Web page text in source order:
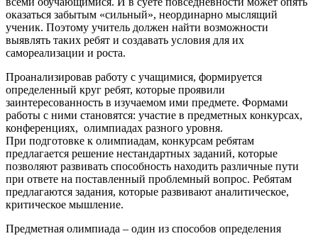
оказаться забытым «сильный», неординарно мыслящий
ученик. Поэтому учитель должен найти возможности
выявлять таких ребят и создавать условия для их
самореализации и роста.
Проанализировав работу с учащимися, формируется
определенный круг ребят, которые проявили
заинтересованность в изучаемом ими предмете. Формами
работы с ними становятся: участие в предметных конкурсах,
конференциях, олимпиадах разного уровня.
При подготовке к олимпиадам, конкурсам ребятам
предлагается решение нестандартных заданий, которые
позволяют развивать способность находить различные пути
при ответе на поставленный проблемный вопрос. Ребятам
предлагаются задания, которые развивают аналитическое,
критическое мышление.
Предметная олимпиада – один из способов определения